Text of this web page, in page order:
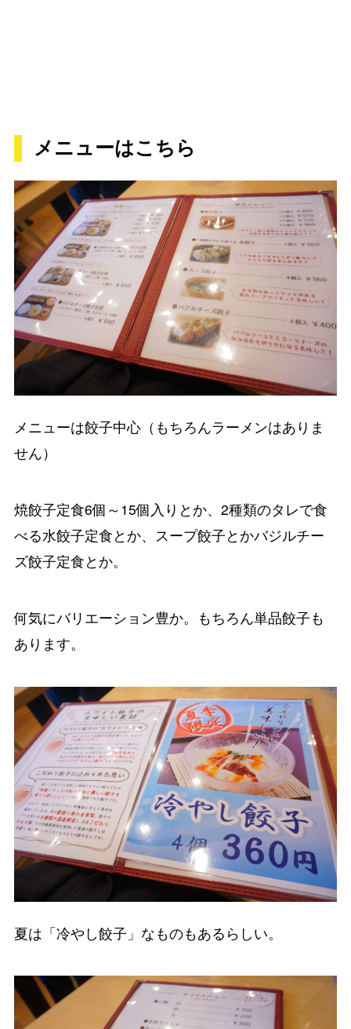
メニューはこちら
メニューは餃子中心（もちろんラーメンはありま
せん）
焼餃子定食6個～15個入りとか、2種類のタレで食
べる水餃子定食とか、スープ餃子とかバジルチー
ズ餃子定食とか。
何気にバリエーション豊か。もちろん単品餃子も
あります。
夏は「冷やし餃子」なものもあるらしい。